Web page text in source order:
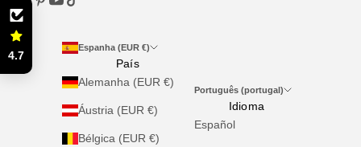
Espanha (EUR €)
País
Alemanha (EUR €)
Áustria (EUR €)
Bélgica (EUR €)
Português (portugal)
Idioma
Español
4.7